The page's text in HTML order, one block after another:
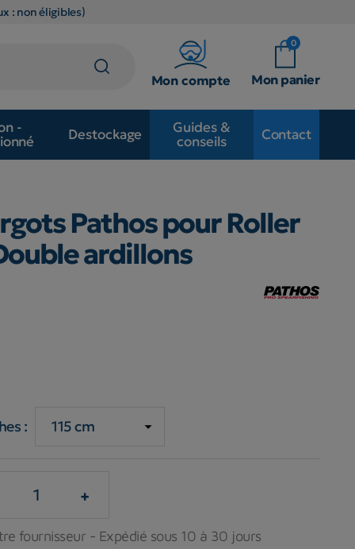
: non éligibles)
Mon compte
0
Mon panier
-
Destockage
Guides &
conseils
Contact
Pathos pour Roller
ardillons
:
+
fournisseur - Expédié sous 10 à 30 jours